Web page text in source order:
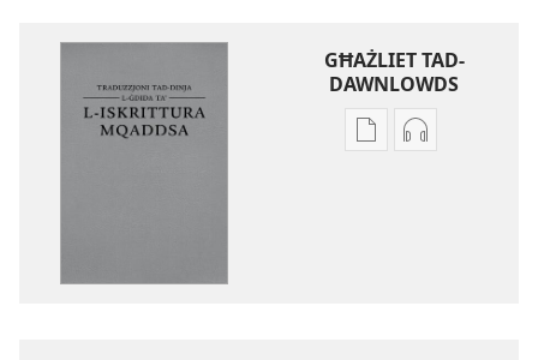
GĦAŻLIET TAD-
DAWNLOWDS
GħażlietGħażliet